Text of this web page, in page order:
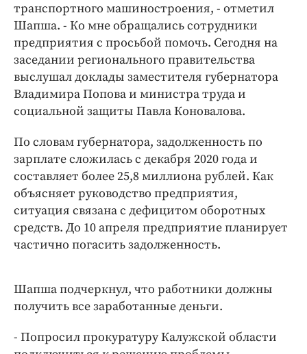
транспортного машиностроения, - отметил
Шапша. - Ко мне обращались сотрудники
предприятия с просьбой помочь. Сегодня на
заседании регионального правительства
выслушал доклады заместителя губернатора
Владимира Попова и министра труда и
социальной защиты Павла Коновалова.
По словам губернатора, задолженность по
зарплате сложилась с декабря 2020 года и
составляет более 25,8 миллиона рублей. Как
объясняет руководство предприятия,
ситуация связана с дефицитом оборотных
средств. До 10 апреля предприятие планирует
частично погасить задолженность.
Шапша подчеркнул, что работники должны
получить все заработанные деньги.
- Попросил прокуратуру Калужской области